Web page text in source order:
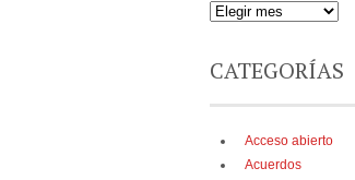
CATEGORÍAS
Acceso abierto
Acuerdos